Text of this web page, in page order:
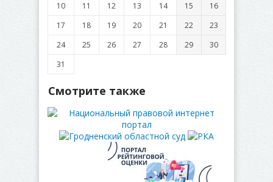
10
11 12 13 14 15
16
17
18 19 20 21 22
23
24
25 26 27 28 29
30
31
Смотрите также